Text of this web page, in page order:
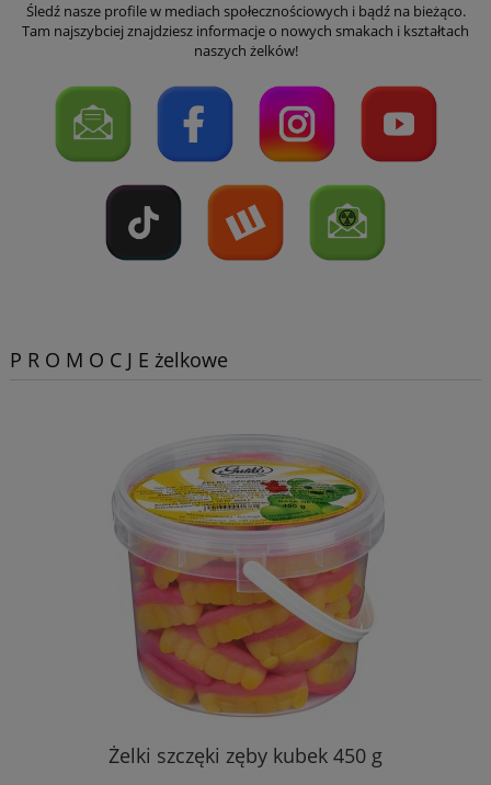
Śledź nasze profile w mediach społecznościowych i bądź na bieżąco.
Tam najszybciej znajdziesz informacje o nowych smakach i kształtach
naszych żelków!
P R O M O C J E żelkowe
Żelki szczęki zęby kubek 450 g